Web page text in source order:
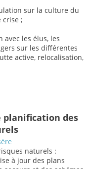
sur la culture du
crise ;
les élus, les
sur les différentes
active, relocalisation,
planification des
naturels :
à jour des plans